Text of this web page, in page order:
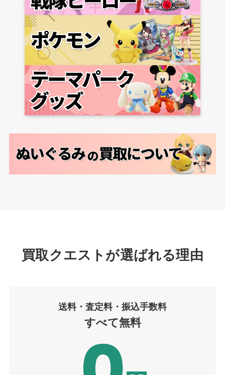
買取クエストが選ばれる理由
送料・査定料・振込手数料
すべて無料